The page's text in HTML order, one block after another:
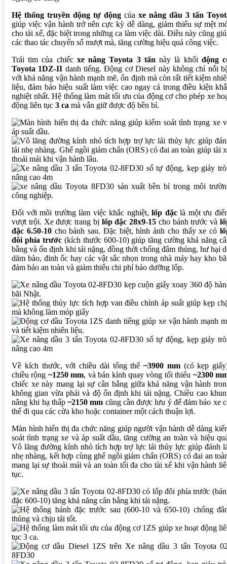
Hệ thống truyền động tự động của xe nâng dầu 3 tấn
giúp việc vận hành trở nên cực kỳ dễ dàng, giảm thiểu sự mệt
cho tài xế, đặc biệt trong những ca làm việc dài. Điều này cũng
các thao tác chuyển số mượt mà, tăng cường hiệu quả công việc.
Trái tim của chiếc xe nâng Toyota 3 tấn này là khối động
Toyota 1DZ-II danh tiếng. Động cơ Diesel này không chỉ nổi
với khả năng vận hành mạnh mẽ, ổn định mà còn rất tiết kiệm
liệu, đảm bảo hiệu suất làm việc cao ngay cả trong điều kiện
nghiệt nhất. Hệ thống làm mát tối ưu của động cơ cho phép xe
động liên tục 3 ca mà vẫn giữ được độ bền bỉ.
Đối với môi trường làm việc khắc nghiệt,lốp đặclà một ưu
vượt trội. Xe được trang bị lốp đặc 28x9-15 cho bánh trước và
đặc 6.50-10cho bánh sau. Đặc biệt, hình ảnh cho thấy xe có
đôi phía trước(kích thước 600-10) giúp tăng cường khả năng
bằng và ổn định khi tải nặng, đồng thời chống đâm thủng, hư hại
dăm bào, đinh ốc hay các vật sắc nhọn trong nhà máy hay kho
đảm bảo an toàn và giảm thiểu chi phí bảo dưỡng lốp.
Về kích thước, với chiều dài tổng thể ~3900 mm(có kẹp
chiều rộng ~1250 mm, và bán kính quay vòng tối thiểu ~2300
chiếc xe này mang lại sự cân bằng giữa khả năng vận hành
không gian vừa phải và độ ổn định khi tải nặng. Chiều cao
nâng khi hạ thấp~2150 mm cũng cần được lưu ý để đảm bảo xe
thể đi qua các cửa kho hoặc container một cách thuận lợi.
Màn hình hiển thị đa chức năng giúp người vận hành dễ dàng
soát tình trạng xe và áp suất dầu, tăng cường an toàn và hiệu
Vô lăng đường kính nhỏ tích hợp trợ lực lái thủy lực giúp đánh
nhẹ nhàng, kết hợp cùng ghế ngồi giảm chấn (ORS) có đai an
mang lại sự thoải mái và an toàn tối đa cho tài xế khi vận hành
tục.